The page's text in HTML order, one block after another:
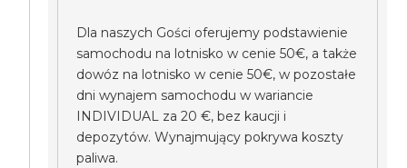
Dla naszych Gości oferujemy podstawienie
samochodu na lotnisko w cenie 50€, a także
dowóz na lotnisko w cenie 50€, w pozostałe
dni wynajem samochodu w wariancie
INDIVIDUAL za 20 €, bez kaucji i
depozytów. Wynajmujący pokrywa koszty
paliwa.